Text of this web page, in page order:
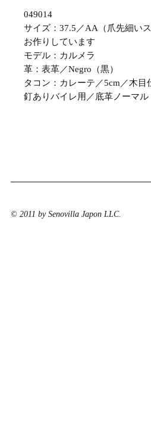
049014
サイズ：37.5／AA（爪先細い
お作りしています
モデル：カルメラ
革：表革／Negro（黒）
タコン：カレーテ／5cm／木目
釘ありバイレ用／底革ノーマル
© 2011 by Senovilla Japon LLC.